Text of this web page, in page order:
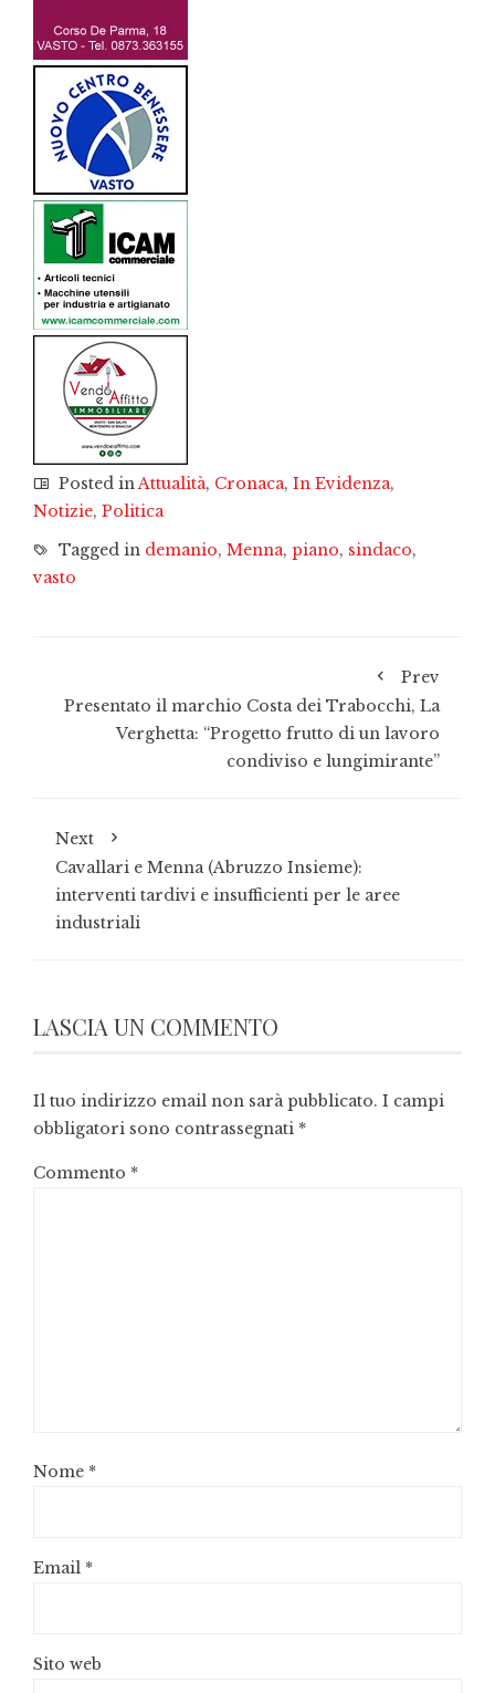
Posted inAttualità, Cronaca, In Evidenza,
Notizie, Politica
Tagged in demanio, Menna, piano, sindaco,
vasto
Prev
Presentato il marchio Costa dei Trabocchi, La
Verghetta: “Progetto frutto di un lavoro
condiviso e lungimirante”
Next
Cavallari e Menna (Abruzzo Insieme):
interventi tardivi e insufficienti per le aree
industriali
LASCIA UN COMMENTO
Il tuo indirizzo email non sarà pubblicato. I campi
obbligatori sono contrassegnati *
Commento *
Nome *
Email *
Sito web